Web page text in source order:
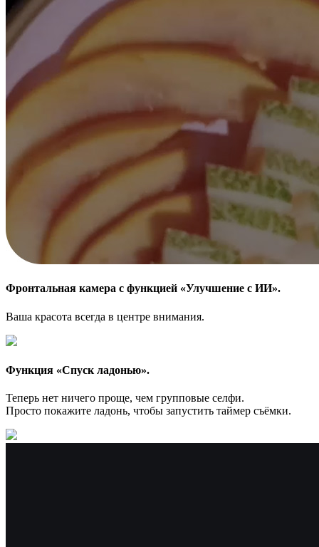
Фронтальная камера с функцией «Улучшение с ИИ».
Ваша красота всегда в центре внимания.
Функция «Спуск ладонью».
Теперь нет ничего проще, чем групповые селфи.
Просто покажите ладонь, чтобы запустить таймер съёмки.